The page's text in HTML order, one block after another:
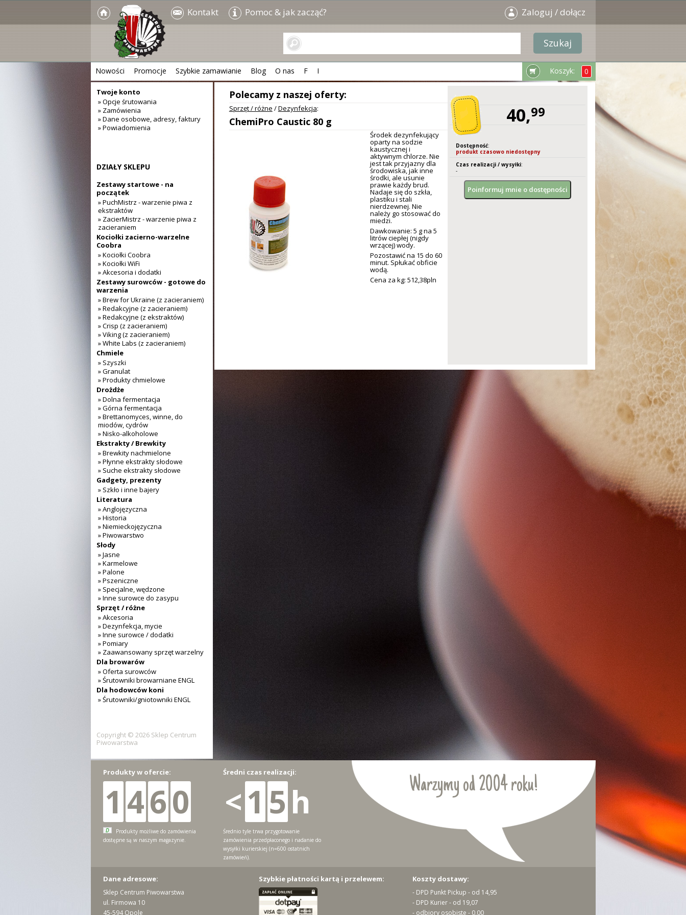
Kontakt Pomoc & jak zacząć? Zaloguj / dołącz
Nowości Promocje Szybkie zamawianie Blog O nas F I Koszyk: 0
Polecamy z naszej oferty:
Sprzęt / różne /Dezynfekcja:
ChemiPro Caustic 80 g
Środek dezynfekujący
oparty na sodzie
kaustycznej i
aktywnym chlorze. Nie
jest tak przyjazny dla
środowiska, jak inne
środki, ale usunie
prawie każdy brud.
Nadaje się do szkła,
plastiku i stali
nierdzewnej. Nie
należy go stosować do
miedzi.
Dawkowanie: 5 g na 5
litrów ciepłej (nigdy
wrzącej) wody.
Pozostawić na 15 do 60
minut. Spłukać obficie
wodą.
Cena za kg: 512,38pln
40,99
Dostępność:
produkt czasowo niedostępny
Czas realizacji / wysyłki:
-
Twoje konto
» Opcje śrutowania
» Zamówienia
» Dane osobowe, adresy, faktury
» Powiadomienia
DZIAŁY SKLEPU
Zestawy startowe - na
początek
» PuchMistrz - warzenie piwa z
ekstraktów
» ZacierMistrz - warzenie piwa z
zacieraniem
Kociołki zacierno-warzelne
Coobra
» Kociołki Coobra
» Kociołki WiFi
» Akcesoria i dodatki
Zestawy surowców - gotowe do
warzenia
» Brew for Ukraine (z zacieraniem)
» Redakcyjne (z zacieraniem)
» Redakcyjne (z ekstraktów)
» Crisp (z zacieraniem)
» Viking (z zacieraniem)
» White Labs (z zacieraniem)
Chmiele
» Szyszki
» Granulat
» Produkty chmielowe
Drożdże
» Dolna fermentacja
» Górna fermentacja
» Brettanomyces, winne, do
miodów, cydrów
» Nisko-alkoholowe
Ekstrakty / Brewkity
» Brewkity nachmielone
» Płynne ekstrakty słodowe
» Suche ekstrakty słodowe
Gadgety, prezenty
» Szkło i inne bajery
Literatura
» Anglojęzyczna
» Historia
» Niemieckojęzyczna
» Piwowarstwo
Słody
» Jasne
» Karmelowe
» Palone
» Pszeniczne
» Specjalne, wędzone
» Inne surowce do zasypu
Sprzęt / różne
» Akcesoria
» Dezynfekcja, mycie
» Inne surowce / dodatki
» Pomiary
» Zaawansowany sprzęt warzelny
Dla browarów
» Oferta surowców
» Śrutowniki browarniane ENGL
Dla hodowców koni
» Śrutowniki/gniotowniki ENGL
Copyright © 2026 Sklep Centrum
Piwowarstwa
Warzymy od 2004 roku!
Produkty w ofercie:
1 460
D
Produkty możliwe do zamówienia
dostępne są w naszym magazynie.
Średni czas realizacji:
<1 5h
Średnio tyle trwa przygotowanie
zamówienia przedpłaconego i nadanie do
wysyłki kurierskiej (n=600 ostatnich
zamówień).
Dane adresowe:
Sklep Centrum Piwowarstwa
ul. Firmowa 10
45-594 Opole
Szybkie płatności kartą i przelewem: Koszty dostawy:
- DPD Punkt Pickup - od 14,95
- DPD Kurier - od 19,07
- odbiory osobiste - 0,00